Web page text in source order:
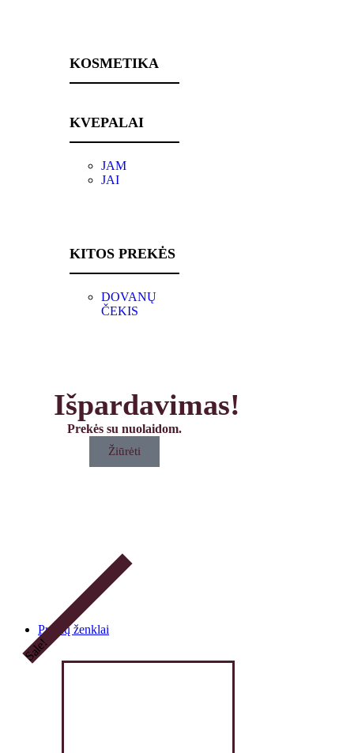
KOSMETIKA
KVEPALAI
JAM
JAI
KITOS PREKĖS
DOVANŲ
ČEKIS
Išpardavimas!
Prekės su nuolaidom.
Žiūrėti
Sale!
Prekių ženklai